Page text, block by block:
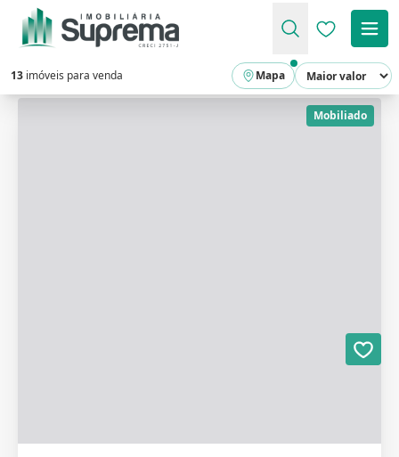
Favoritos
13 imóveis para venda Mapa
Mobiliado